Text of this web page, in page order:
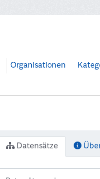
Organisationen
Datensätze